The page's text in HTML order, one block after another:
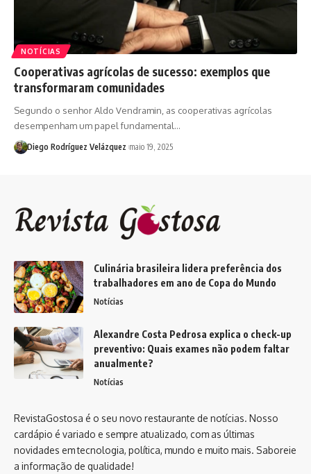
NOTÍCIAS
Cooperativas agrícolas de sucesso: exemplos que
transformaram comunidades
Segundo o senhor Aldo Vendramin, as cooperativas agrícolas
desempenham um papel fundamental…
Diego Rodríguez Velázquez maio 19, 2025
Culinária brasileira lidera preferência dos
trabalhadores em ano de Copa do Mundo
Notícias
Alexandre Costa Pedrosa explica o check-up
preventivo: Quais exames não podem faltar
anualmente?
Notícias
RevistaGostosa é o seu novo restaurante de notícias. Nosso
cardápio é variado e sempre atualizado, com as últimas
novidades em tecnologia, política, mundo e muito mais. Saboreie
a informação de qualidade!